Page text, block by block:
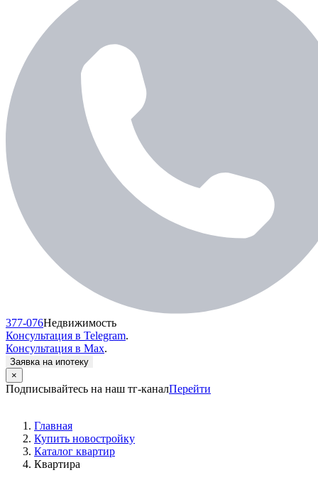
377-076Недвижимость
Консультация в Telegram.
Консультация в Max.
Заявка на ипотеку
×
Подписывайтесь на наш тг-каналПерейти
Главная
Купить новостройку
Каталог квартир
Квартира